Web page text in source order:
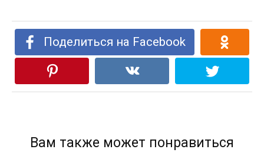
Поделиться на Facebook
Вам также может понравиться